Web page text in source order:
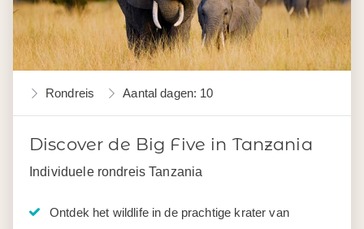
Rondreis Aantal dagen: 10
Discover de Big Five in Tanzania
Individuele rondreis Tanzania
Ontdek het wildlife in de prachtige krater van